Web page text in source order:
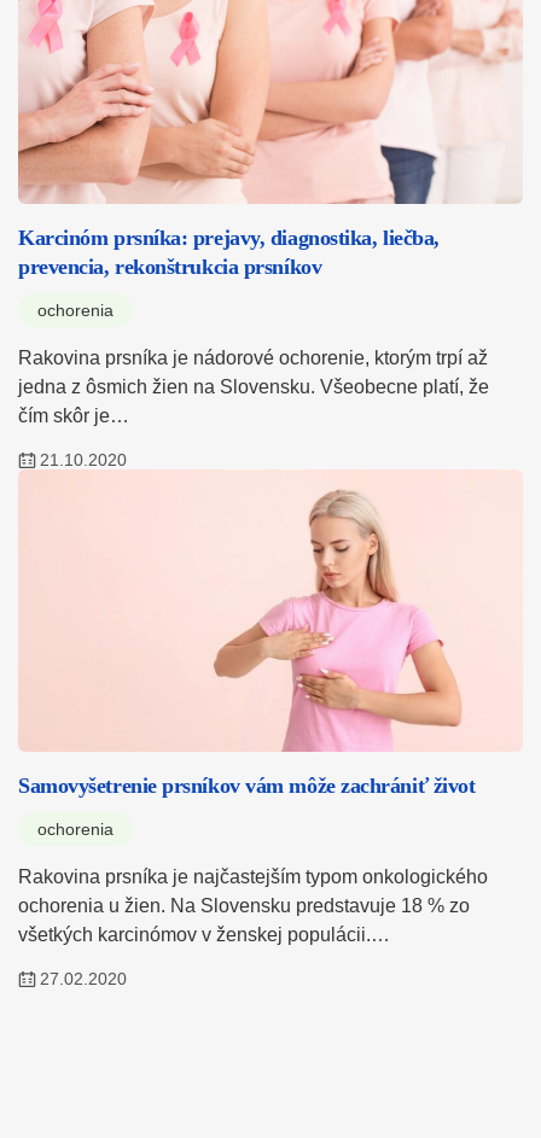
Karcinóm prsníka: prejavy, diagnostika, liečba,
prevencia, rekonštrukcia prsníkov
ochorenia
Rakovina prsníka je nádorové ochorenie, ktorým trpí až
jedna z ôsmich žien na Slovensku. Všeobecne platí, že
čím skôr je…
21.10.2020
Samovyšetrenie prsníkov vám môže zachrániť život
ochorenia
Rakovina prsníka je najčastejším typom onkologického
ochorenia u žien. Na Slovensku predstavuje 18 % zo
všetkých karcinómov v ženskej populácii.…
27.02.2020